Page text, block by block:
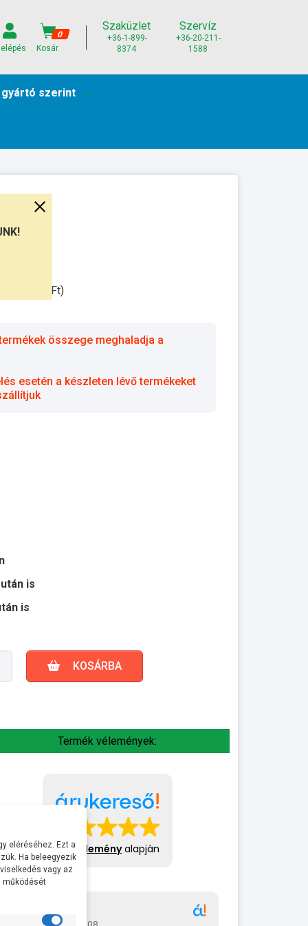
0
Kosár
Szaküzlet
+36-1-899-
8374
Szervíz
+36-20-211-
1588
szerint
3.500Ft)
összege meghaladja a
esetén a készleten lévő termékeket
is
is
KOSÁRBA
Termék vélemények:
413 véleményalapján
Gábor
eléréséhez. Ezt a
Ha beleegyezik
vagy az
működését